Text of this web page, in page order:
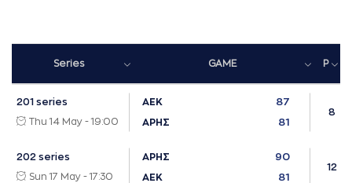
Series GAME P
201 series
Thu 14 May - 19:00
ΑΕΚ 87
ΑΡΗΣ 81
8
202 series
Sun 17 May - 17:30
ΑΡΗΣ 90
ΑΕΚ 81
12